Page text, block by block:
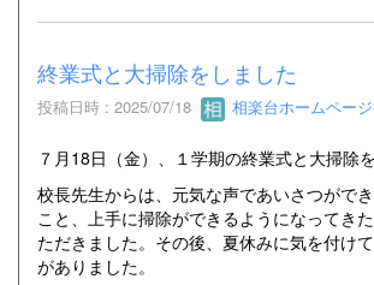
終業式と大掃除をしました
投稿日時 : 2025/07/18 相楽台ホームペー
７月18日（金）、１学期の終業式と大掃除を
校長先生からは、元気な声であいさつがで
こと、上手に掃除ができるようになってき
ただきました。その後、夏休みに気を付け
がありました。